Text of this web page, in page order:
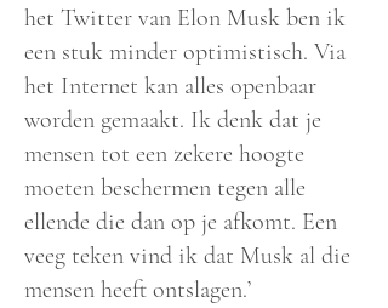
het Twitter van Elon Musk ben ik
een stuk minder optimistisch. Via
het Internet kan alles openbaar
worden gemaakt. Ik denk dat je
mensen tot een zekere hoogte
moeten beschermen tegen alle
ellende die dan op je afkomt. Een
veeg teken vind ik dat Musk al die
mensen heeft ontslagen.’